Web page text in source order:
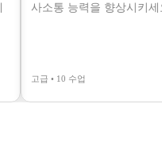
사소통 능력을 향상시키세
고급 • 10 수업